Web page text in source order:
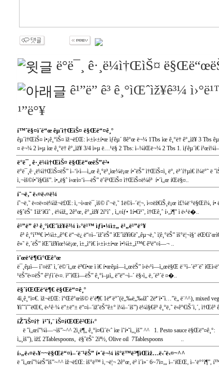
ë°ë¯¸ ê·¸ë¼ì†ŒìŠ¤
ê¹”ë” ê³ ê¸°ìŒˆìž¥ê³¼
¹”ë°¥
í™ˆë§¤ì´ë“œ êµ´ì†ŒìŠ¤ ë§Œë“¤ê¸°
êµ´ì†ŒìŠ¤ ì•¡ê¸°ìŠ¤ ìž¬ë£Œ: ì‹±ì‹±í•œ ìƒêµ´ 8ê°œ ë¬¼ 1Tbs ìœ ê¸°ë† ê°„ìž¥ 3 Tbs
¤ ë¬¼ 2 ì»µ ìœ ê¸°ë† ê°„ìž¥ 3/4 ì»µ ë…¹ë§ 2 Tbs: ì–¼ìŒë¬¼ 2 Tbs 1. ìƒêµ´ì€
ë°ë¯¸ ê·¸ë¼ì†ŒìŠ¤ ë§Œë“œëŠ”ë²•
ë°ë¯¸ê·¸ë¼ì†ŒìŠ¤ëŠ” ì–‘ì‹ì—ì„œ ê¸°ë³¸ìœ¼ë¡œ í•˜ëŠ” ì†ŒìŠ¤ì¸ ë°, ë³´í†µì€ ì¼ë°˜
ì‚¬ìš©í•˜ì§€ìš”. ì•„ë§ˆ ì‹œì¤‘ì—ëŠ” ëˆê¹ŒìŠ¤ ì†ŒìŠ¤ë¼ê³ í•´ì„œ íŒë§¤..
íˆ¬ë‚˜ ë‹¤ë‹¤ë¼
íˆ¬ë‚˜ ë‹¤ë‹¤ë¼ìž¬ë£Œ: ì‚¬ì‹œë¯¸ìš© íˆ¬ë‚˜ 1ë©ì–´ë¦¬, ì‹¤ëž€íŠ¸ë¡œ ì£¼ë¨¹ë§Œí¼, í•
ë§ˆëŠ˜ 1ìž‘ì€ìˆ , ë¼ìž„ 2ê°œ, ê°„ìž¥ 2í°ìˆ , ì„¤íƒ• 1í•€ì¹˜, ì†Œê¸ˆ í›„ì¶” ì ë‹¹ë�..
ê¹”ë” ê³ ê¸°ìŒˆìž¥ê³¼ ì›°ë¹™ ìƒì•¼ì±„ ë¹„ë¹”ë°¥
ê³ ê¸°ì™€ ì•¼ì±„ê°€ ë“¬ë¿ ë“¤ì–´ìžˆëŠ” ìŒˆìž¥ì€ëˆ„êµ¬ë‚˜ ì¦ê¸°ëŠ” ìš°ë¦¬ì§‘
ê»˜ ë‚´ëŠ” ìŒˆìž¥ìœ¼ë¡œ, ì±„ì°ì€ ì‹±ì‹±í•œ ì•¼ì±„ì™€ ê³ë“¤ì—¬ ..
ìˆœë‘ë¶€ì°Œê°œ
ë¯¸êµ­ì— ì˜¤ëž˜ ì‚´ë©´ì„œ ë³€í•œ ì ì€ í•œêµ­ì—ì„œëŠ” ì‹ë‹¹ì—ì„œë§Œ ë¨¹ì–´ë³´ë˜
¹ëŠ”ë‹¤ëŠ” ê²ƒì´ë‹¤. ì²˜ìŒì—ëŠ” ê¸°ì–µì„ ë”ë“¬ì–´ ë§›ì„ ë‚´ë³´ë ¤�..
ë§ˆíŒŒë‘ë¶€ ë§Œë“¤ê¸°
4ì¸ê¸°ì¤€. ìž¬ë£Œ: ì°Œê°œìš© ë‘ë¶€ 1ëª¨ë°˜(ë„‰ë„‰ížˆ 2ëª¨í•˜ì…”ë„ ë¨^^), mixed
¥ìˆ˜ìˆ˜ëŒ€, ë‹¹ê·¼ ë“±ë“± ë“¤ì–´ìžˆëŠ”ê±° ì¼ì–´ìš”) ë¼ì§€ê³ ê¸°ë‚˜ ë‹­ê°€ìŠ´ì‚´, ì†Œê³
íŽ˜ìŠ¤í† ì¹˜í‚¨ ìŠ¤íŒŒê²Œí‹°
ë ˆì„œí”¼ì—¬ìš”~^^ 2ì¸ë¶„ ê¸°ì¤€ì´ë‹ˆ ìœ ì˜í•˜ì„¸ìš” ^^ 1. Pesto sauce
ì„¸ìš”), ìž£ 2Tablespoons, ë§ˆëŠ˜ 2ìª½, Olive oil 7Tablespoons ..
í›„ë‹¤ë‹¥~~ë§Œë“¤ì–´ë¨¹ëŠ” í•´ë¬¼ ìš°ë™ë³¶ìŒìž…ë‹ˆë‹¤~^^
ë ˆì„œí”¼ëŠ”ìš”~^^ ìž¬ë£Œ: ìš°ë™ ì‚¬ë¦¬ 2ê°œ, ë² ì´ì»¨ 6~7ì¤„, ì–‘íŒŒ, ì–‘ë°°ì¶”,